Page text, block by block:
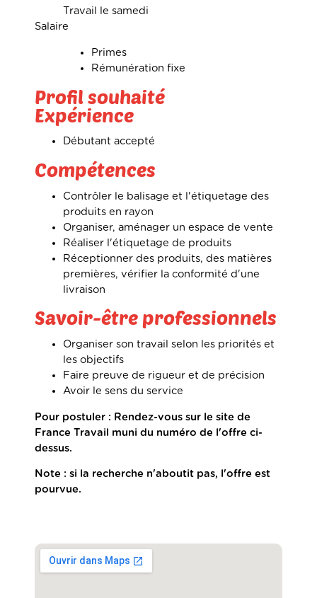
Travail le samedi
Salaire
Primes
Rémunération fixe
Profil souhaité
Expérience
Débutant accepté
Compétences
Contrôler le balisage et l'étiquetage des
produits en rayon
Organiser, aménager un espace de vente
Réaliser l'étiquetage de produits
Réceptionner des produits, des matières
premières, vérifier la conformité d'une
livraison
Savoir-être professionnels
Organiser son travail selon les priorités et
les objectifs
Faire preuve de rigueur et de précision
Avoir le sens du service
Pour postuler : Rendez-vous sur le site de
France Travail muni du numéro de l'offre ci-
dessus.
Note : si la recherche n'aboutit pas, l'offre est
pourvue.